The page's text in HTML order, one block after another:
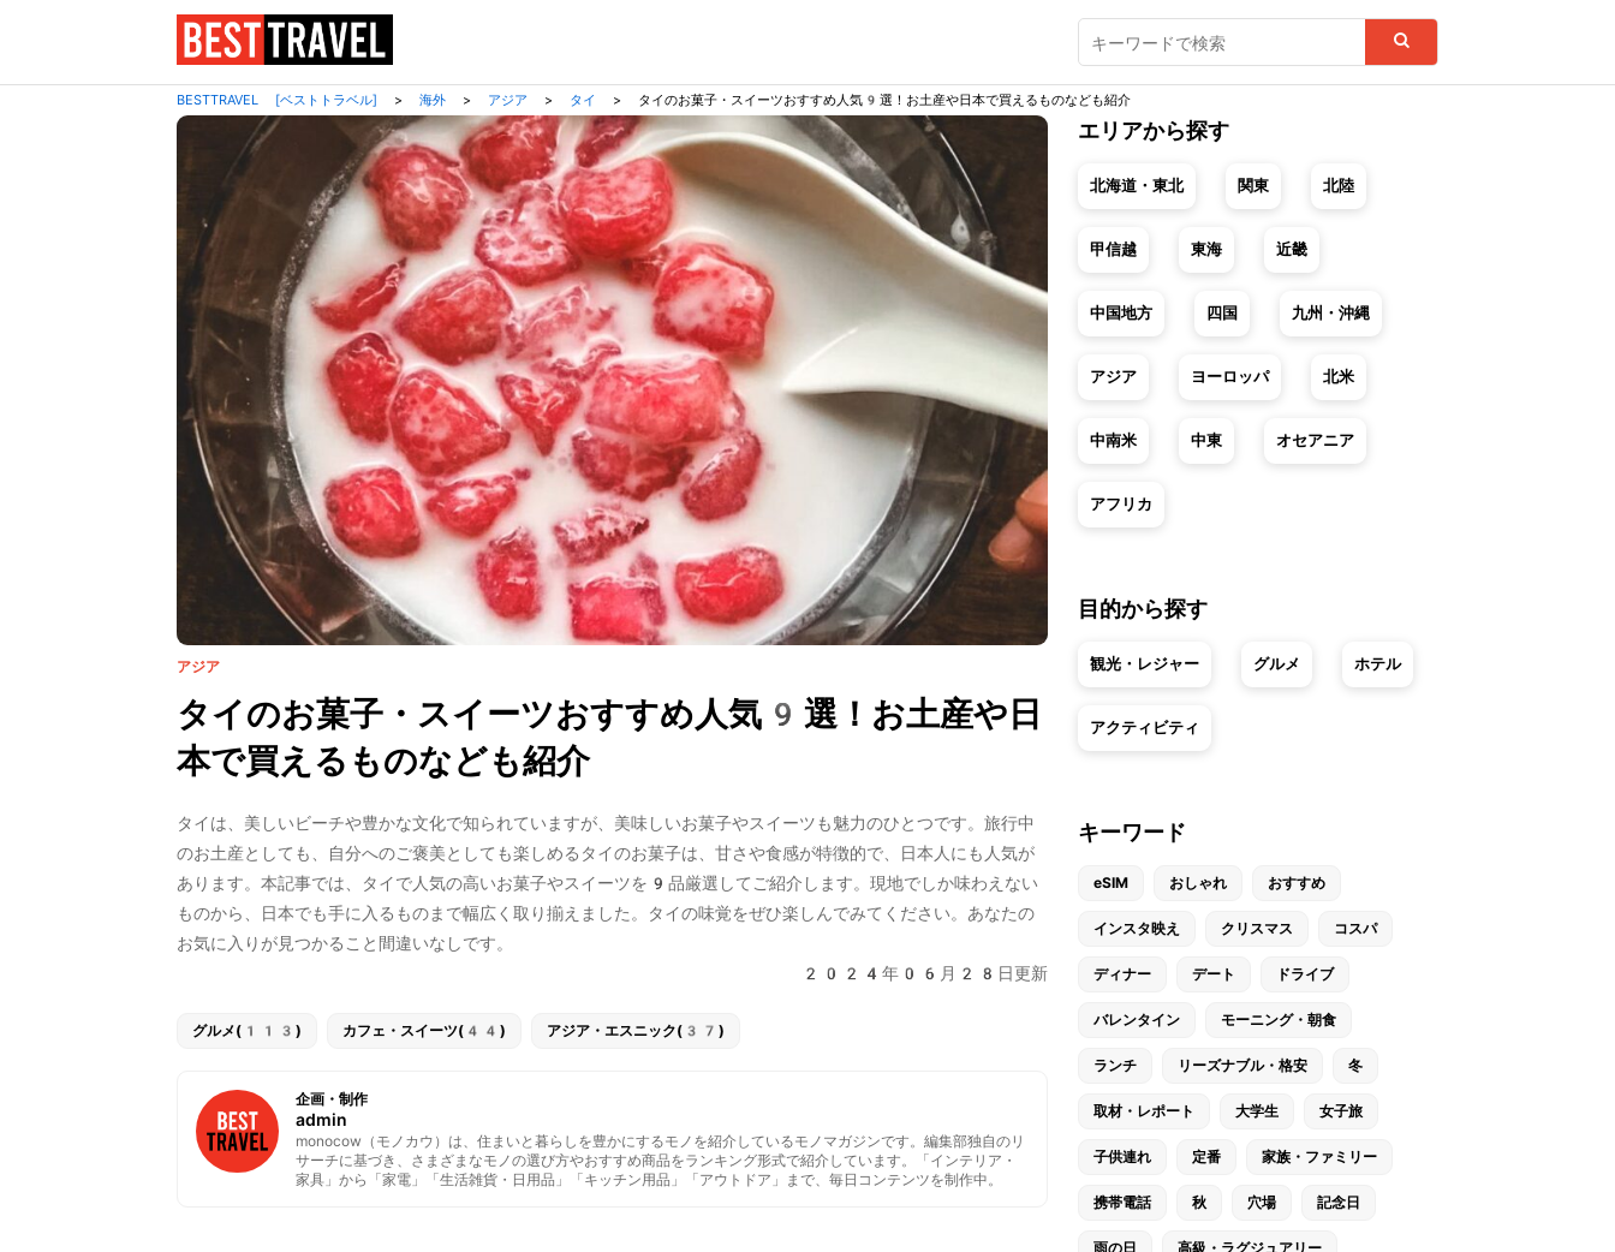
BESTTRAVEL [ベストトラベル] > 海外 > アジア > タイ > タイのお菓子・スイーツおすすめ人気9選！お土産や日本で買えるものなども紹介
アジア
タイのお菓子・スイーツおすすめ人気9選！お土産や日
本で買えるものなども紹介
タイは、美しいビーチや豊かな文化で知られていますが、美味しいお菓子やスイーツも魅力のひとつです。旅行中
のお土産としても、自分へのご褒美としても楽しめるタイのお菓子は、甘さや食感が特徴的で、日本人にも人気が
あります。本記事では、タイで人気の高いお菓子やスイーツを9品厳選してご紹介します。現地でしか味わえない
ものから、日本でも手に入るものまで幅広く取り揃えました。タイの味覚をぜひ楽しんでみてください。あなたの
お気に入りが見つかること間違いなしです。
2024年06月28日更新
グルメ(113) カフェ・スイーツ(44) アジア・エスニック(37)
企画・制作
admin
monocow（モノカウ）は、住まいと暮らしを豊かにするモノを紹介しているモノマガジンです。編集部独自のリ
サーチに基づき、さまざまなモノの選び方やおすすめ商品をランキング形式で紹介しています。「インテリア・
家具」から「家電」「生活雑貨・日用品」「キッチン用品」「アウトドア」まで、毎日コンテンツを制作中。
エリアから探す
北海道・東北 関東 北陸
甲信越 東海 近畿
中国地方 四国 九州・沖縄
アジア ヨーロッパ 北米
中南米 中東 オセアニア
アフリカ
目的から探す
観光・レジャー グルメ ホテル
アクティビティ
キーワード
eSIM おしゃれ おすすめ
インスタ映え クリスマス コスパ
ディナー デート ドライブ
バレンタイン モーニング・朝食
ランチ リーズナブル・格安 冬
取材・レポート 大学生 女子旅
子供連れ 定番 家族・ファミリー
携帯電話 秋 穴場 記念日
雨の日 高級・ラグジュアリー